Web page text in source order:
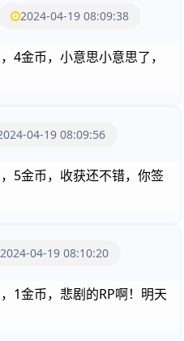
2024-04-19 08:09:38
4金币，小意思小意思了，
04-19 08:09:56
5金币，收获还不错，你签
2024-04-19 08:10:20
1金币，悲剧的RP啊！明天